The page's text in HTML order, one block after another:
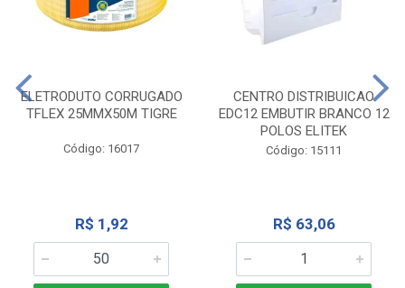
ELETRODUTO CORRUGADO
TFLEX 25MMX50M TIGRE
Código: 16017
R$ 1,92
CENTRO DISTRIBUICAO
EDC12 EMBUTIR BRANCO 12
POLOS ELITEK
Código: 15111
R$ 63,06